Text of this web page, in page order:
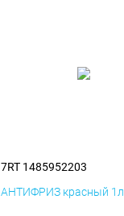
7RT 1485952203
АНТИФРИЗ красный 1л.